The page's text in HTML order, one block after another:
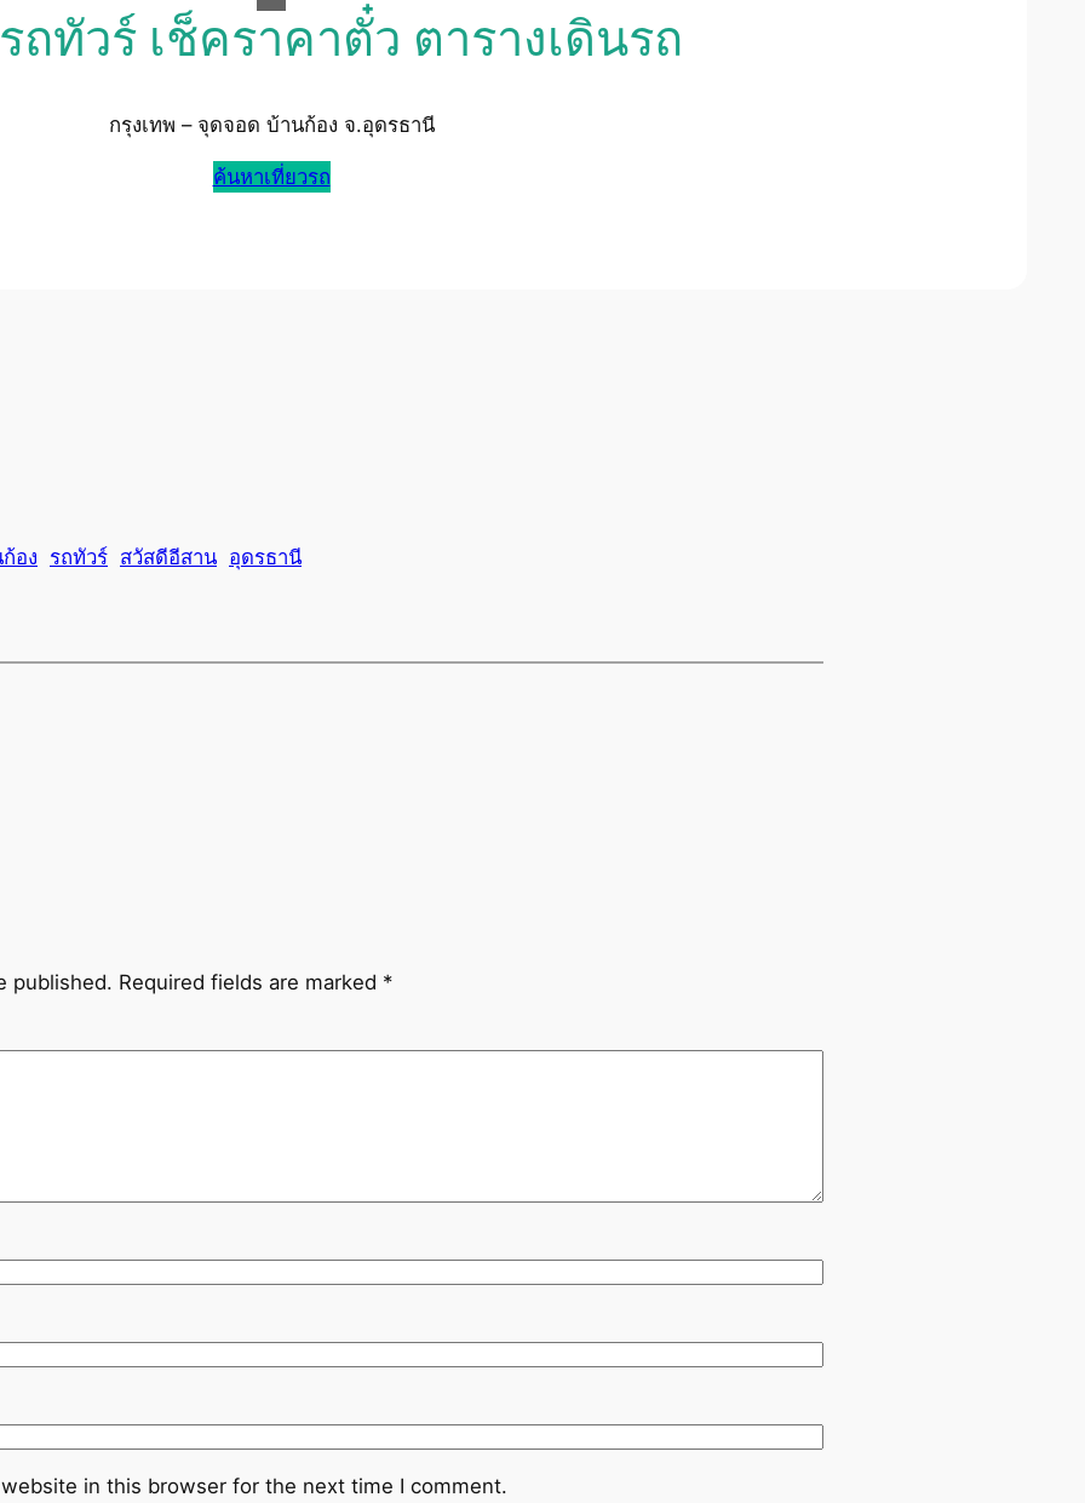
ถทัวร์ เช็คราคาตั๋ว ตารางเดินรถ
กรุงเทพ – จุดจอด บ้านก้อง จ.อุดรธานี
ค้นหาเที่ยวรถ
อง รถทัวร์ สวัสดีอีสาน อุดรธานี
published. Required fields are marked *
in this browser for the next time I comment.